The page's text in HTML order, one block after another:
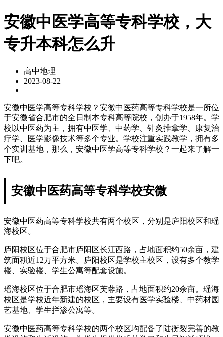
安徽中医学高等专科学校，大
专升本科怎么升
高中地理
2023-08-22
安徽中医学高等专科学校？安徽中医药高等专科学校是一所位
于安徽省合肥市的全日制本专科高等院校，创办于1958年。学
校以中医药为主，拥有中医学、中药学、针灸推拿学、康复治
疗学、医学影像技术等多个专业。学校注重实践教学，拥有多
个实训基地，那么，安徽中医学高等专科学校？一起来了解一
下吧。
安徽中医药高等专科学校安微
安徽中医药高等专科学校共有两个校区，分别是庐阳校区和瑶
海校区。
庐阳校区位于合肥市庐阳区长江西路，占地面积约50余亩，建
筑面积近12万平方米。庐阳校区是学校主校区，设有多个教学
楼、实验楼、学生公寓等配套设施。
瑶海校区位于合肥市瑶海区芙蓉路，占地面积约20余亩。瑶海
校区是学校近年新建的校区，主要设有医学实验楼、中药材园
艺基地、学生拦渗公寓等。
安徽中医药高等专科学校的两个校区均配备了陆衡裂完善的教